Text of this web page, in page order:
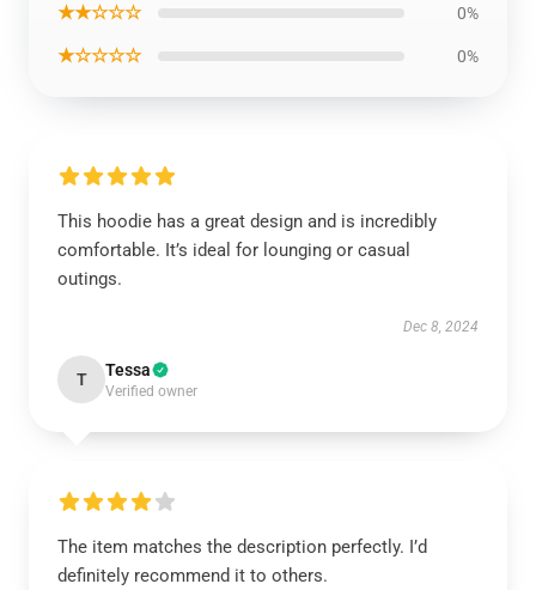
★★☆☆☆ 0%
★☆☆☆☆ 0%
This hoodie has a great design and is incredibly
comfortable. It’s ideal for lounging or casual
outings.
Dec 8, 2024
T Tessa
Verified owner
The item matches the description perfectly. I’d
definitely recommend it to others.